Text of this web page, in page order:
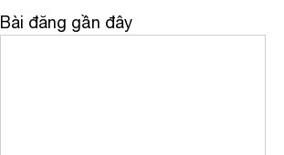
Bài đăng gần đây